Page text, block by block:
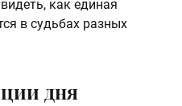
как единая
в судьбах разных
дня